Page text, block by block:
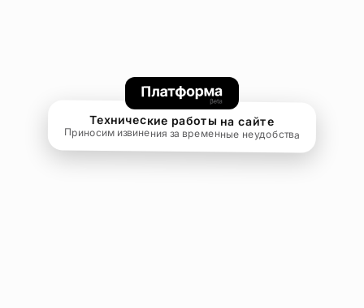
Технические работы на сайте
Приносим извинения за временные неудобства